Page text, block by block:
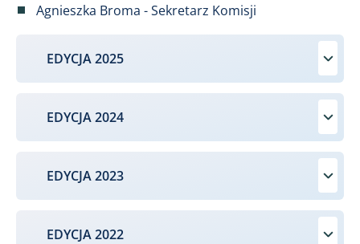
Agnieszka Broma - Sekretarz Komisji
EDYCJA 2025
EDYCJA 2024
EDYCJA 2023
EDYCJA 2022